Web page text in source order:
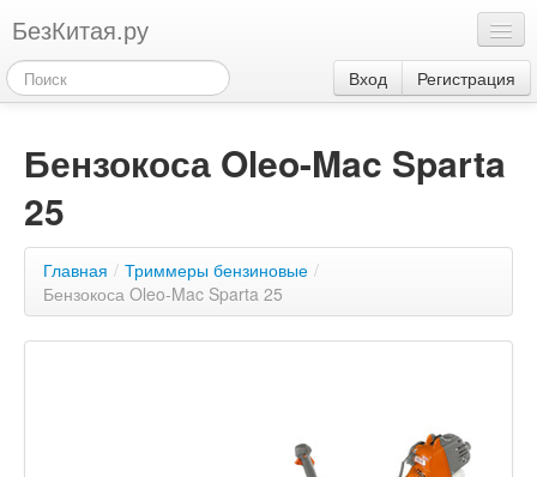
БезКитая.ру
Каталог
Контакты
Акции
Вход Регистрация
Бензокоса Oleo-Mac Sparta
25
Главная / Триммеры бензиновые /
Бензокоса Oleo-Mac Sparta 25